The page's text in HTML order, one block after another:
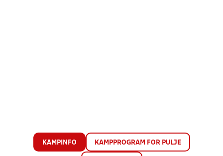
KAMPINFO KAMPPROGRAM FOR PULJE